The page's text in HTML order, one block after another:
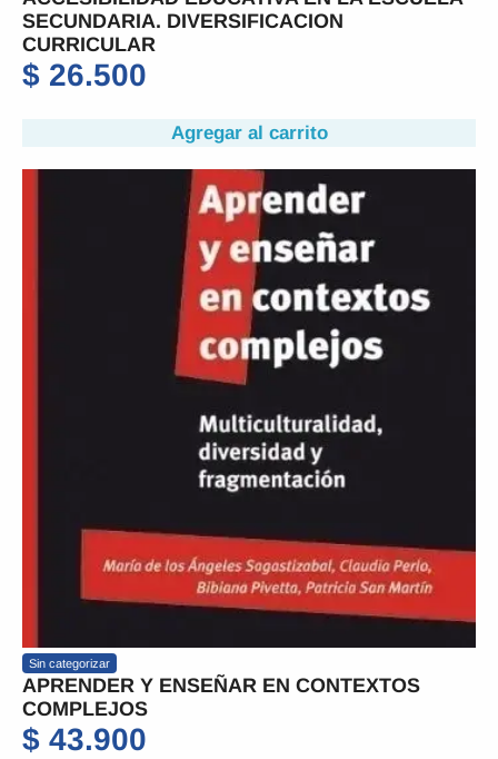
SECUNDARIA. DIVERSIFICACION
CURRICULAR
$ 26.500
Agregar al carrito
Sin categorizar
APRENDER Y ENSEÑAR EN CONTEXTOS
COMPLEJOS
$ 43.900